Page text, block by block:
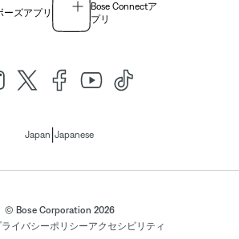
ーズアプリ
Bose Connectア
プリ
Japan Japanese
© Bose Corporation 2026
ライバシーポリシーアクセシビリティ